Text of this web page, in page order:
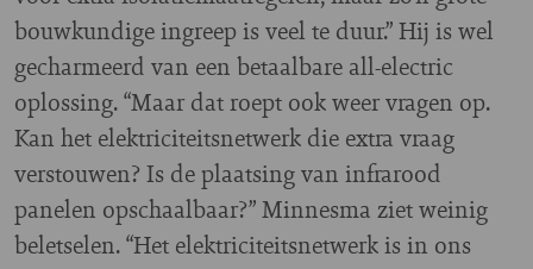
bouwkundige ingreep is veel te duur.” Hij is wel
gecharmeerd van een betaalbare all-electric
oplossing. “Maar dat roept ook weer vragen op.
Kan het elektriciteitsnetwerk die extra vraag
verstouwen? Is de plaatsing van infrarood
panelen opschaalbaar?” Minnesma ziet weinig
beletselen. “Het elektriciteitsnetwerk is in ons